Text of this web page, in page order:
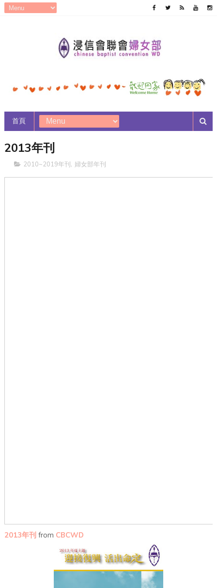
首頁
2013年刊
2010~2019年刊, 婦女部年刊
2013年刊 from CBCWD